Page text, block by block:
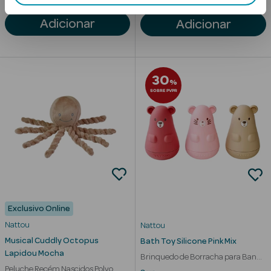
Anti-
Desmaquilhantes
Esfoliantes
Máscaras
Solares
Coffrets
Adicionar Adicionar
Exclusivo Online
Nattou
Musical Cuddly Octopus
Lapidou Mocha
Peluche Recém Nascidos Polvo
30%
SOBRE PVPR
Nattou
Bath Toy Silicone Pink Mix
Brinquedo de Borracha para Banho